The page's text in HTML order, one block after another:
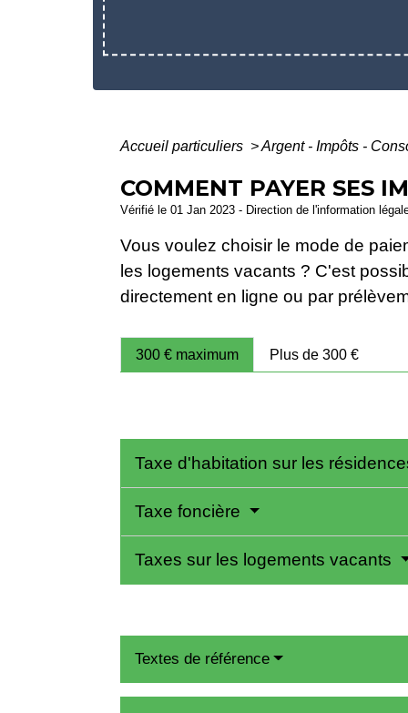
Accueil particuliers >Argent - Impôts -
COMMENT PAYER SES
Vérifié le 01 Jan 2023 - Direction de l'information
Vous voulez choisir le mode de
les logements vacants ? C'est
directement en ligne ou par
300 € maximum Plus de 300 €
Taxe d'habitation sur les
Taxe foncière
Taxes sur les logements vacants
Textes de référence